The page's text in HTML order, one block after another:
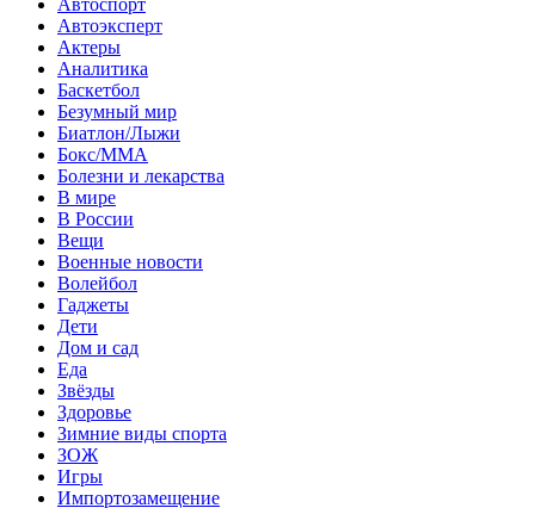
Автоспорт
Автоэксперт
Актеры
Аналитика
Баскетбол
Безумный мир
Биатлон/Лыжи
Бокс/MMA
Болезни и лекарства
В мире
В России
Вещи
Военные новости
Волейбол
Гаджеты
Дети
Дом и сад
Еда
Звёзды
Здоровье
Зимние виды спорта
ЗОЖ
Игры
Импортозамещение